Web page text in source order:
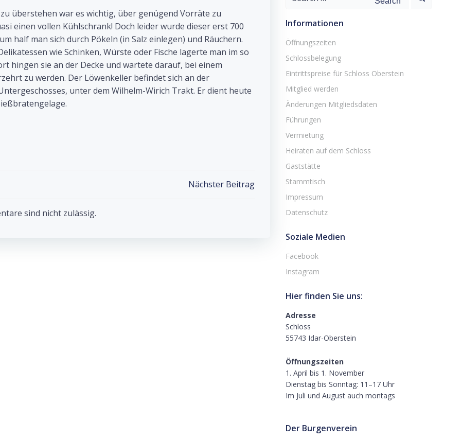
überstehen war es wichtig, über genügend Vorräte zu
einen vollen Kühlschrank! Doch leider wurde dieser erst 700
half man sich durch Pökeln (in Salz einlegen) und Räuchern.
wie Schinken, Würste oder Fische lagerte man im so
hingen sie an der Decke und wartete darauf, bei einem
zu werden. Der Löwenkeller befindet sich an der
unter dem Wilhelm-Wirich Trakt. Er dient heute
navigation
Nächster Beitrag
sind nicht zulässig.
Informationen
Öffnungszeiten
Schlossbelegung
Eintrittspreise für Schloss Oberstein
Mitglied werden
Änderungen Mitgliedsdaten
Führungen
Vermietung
Heiraten auf dem Schloss
Gaststätte
Stammtisch
Impressum
Datenschutz
Soziale Medien
Facebook
Instagram
Hier finden Sie uns:
Adresse
Schloss
55743 Idar-Oberstein
Öffnungszeiten
1. April bis 1. November
Dienstag bis Sonntag: 11–17 Uhr
Im Juli und August auch montags
Der Burgenverein